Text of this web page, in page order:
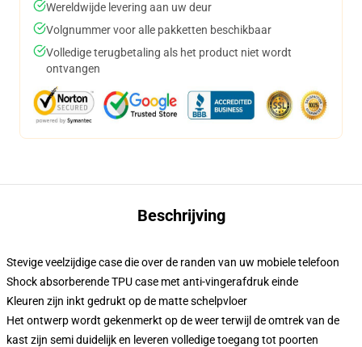
Wereldwijde levering aan uw deur
Volgnummer voor alle pakketten beschikbaar
Volledige terugbetaling als het product niet wordt
ontvangen
Beschrijving
Stevige veelzijdige case die over de randen van uw mobiele telefoon
Shock absorberende TPU case met anti-vingerafdruk einde
Kleuren zijn inkt gedrukt op de matte schelpvloer
Het ontwerp wordt gekenmerkt op de weer terwijl de omtrek van de
kast zijn semi duidelijk en leveren volledige toegang tot poorten